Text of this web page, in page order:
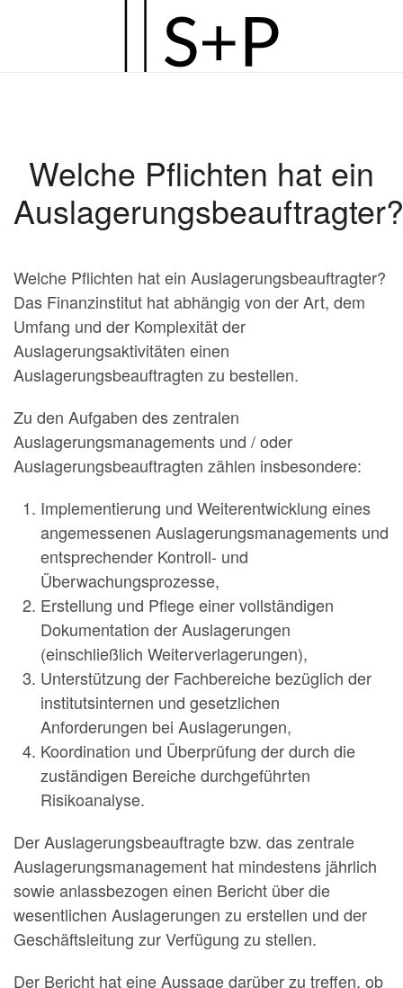
Welche Pflichten hat ein
Auslagerungsbeauftragter?
Welche Pflichten hat ein Auslagerungsbeauftragter?
Das Finanzinstitut hat abhängig von der Art, dem
Umfang und der Komplexität der
Auslagerungsaktivitäten einen
Auslagerungsbeauftragten zu bestellen.
Zu den Aufgaben des zentralen
Auslagerungsmanagements und / oder
Auslagerungsbeauftragten zählen insbesondere:
Implementierung und Weiterentwicklung eines
angemessenen Auslagerungsmanagements und
entsprechender Kontroll- und
Überwachungsprozesse,
Erstellung und Pflege einer vollständigen
Dokumentation der Auslagerungen
(einschließlich Weiterverlagerungen),
Unterstützung der Fachbereiche bezüglich der
institutsinternen und gesetzlichen
Anforderungen bei Auslagerungen,
Koordination und Überprüfung der durch die
zuständigen Bereiche durchgeführten
Risikoanalyse.
Der Auslagerungsbeauftragte bzw. das zentrale
Auslagerungsmanagement hat mindestens jährlich
sowie anlassbezogen einen Bericht über die
wesentlichen Auslagerungen zu erstellen und der
Geschäftsleitung zur Verfügung zu stellen.
Der Bericht hat eine Aussage darüber zu treffen, ob